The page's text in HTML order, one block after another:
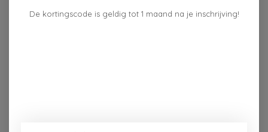
sterren op basis van0
Je beoordeling toevoegen
De kortingscode is geldig tot 1 maand na je inschrijving!